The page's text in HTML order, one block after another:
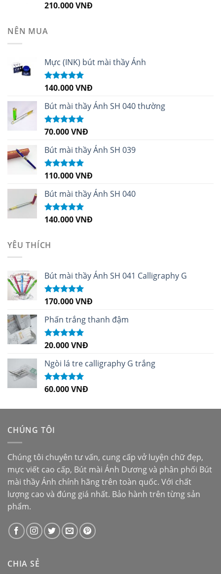
Được xếp
210.000VNĐ
NÊN MUA
Mực (INK) bút mài thầy Ánh
Được xếp
sao
140.000VNĐ
Bút mài thầy Ánh SH 040 thường
Được xếp
sao
70.000VNĐ
Bút mài thầy Ánh SH 039
Được xếp
sao
110.000VNĐ
Bút mài thầy Ánh SH 040
Được xếp
140.000VNĐ
YÊU THÍCH
Bút mài thầy Ánh SH 041 Calligraphy G
Được xếp
sao
170.000VNĐ
Phấn trắng thanh đậm
Được xếp
sao
20.000VNĐ
Ngòi lá tre calligraphy G trắng
Được xếp
60.000VNĐ
CHÚNG TÔI
Chúng tôi chuyên tư vấn, cung cấp vở luyện chữ đẹp,
mực viết cao cấp, Bút mài Ánh Dươngvà phân phối Bút
mài thầy Ánh chính hãng trên toàn quốc. Với chất
lượng cao và đúng giá nhất. Bảo hành trên từng sản
phẩm.
CHIA SẺ